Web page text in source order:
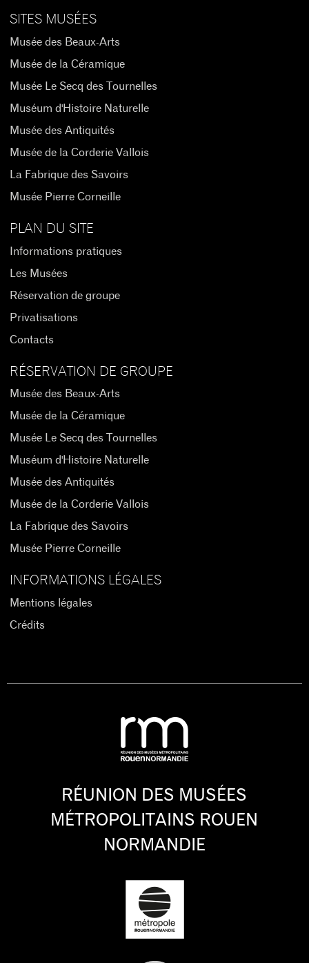
SITES MUSÉES
Musée des Beaux-Arts
Musée de la Céramique
Musée Le Secq des Tournelles
Muséum d'Histoire Naturelle
Musée des Antiquités
Musée de la Corderie Vallois
La Fabrique des Savoirs
Musée Pierre Corneille
PLAN DU SITE
Informations pratiques
Les Musées
Réservation de groupe
Privatisations
Contacts
RÉSERVATION DE GROUPE
Musée des Beaux-Arts
Musée de la Céramique
Musée Le Secq des Tournelles
Muséum d'Histoire Naturelle
Musée des Antiquités
Musée de la Corderie Vallois
La Fabrique des Savoirs
Musée Pierre Corneille
INFORMATIONS LÉGALES
Mentions légales
Crédits
RÉUNION DES MUSÉES
MÉTROPOLITAINS ROUEN
NORMANDIE